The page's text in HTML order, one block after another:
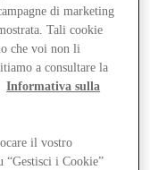
di marketing
Tali cookie
che voi non li
a consultare la
Informativa sulla
il vostro
“Gestisci i Cookie”